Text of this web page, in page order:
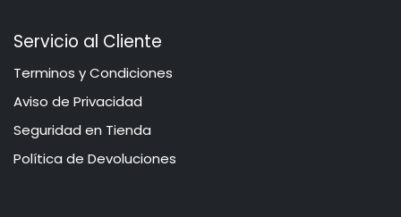
Servicio al Cliente
​​​​​​​​​​​​​​​​​​T​e​r​mi​n​o​s​ ​y​ Co​n​di​cio​ne​s
Aviso de Privacidad
​​​​​​​​S​e​gu​r​idad ​en​ Ti​enda
Política de Devoluciones